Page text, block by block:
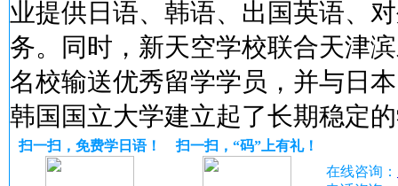
业提供日语、韩语、出国英语、
务。同时，新天空学校联合天津
名校输送优秀留学学员，并与日
韩国国立大学建立起了长期稳定
扫一扫，免费学日语！
扫一扫，“码”上有礼！
在线咨询：